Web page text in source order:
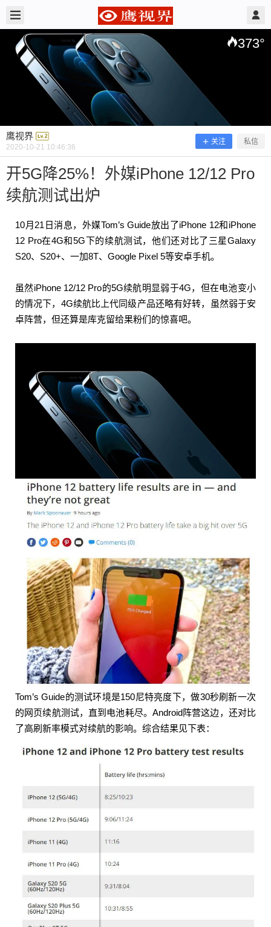
373°
鹰视界
2020-10-21 10:46:36
关注 私信
开5G降25%！外媒iPhone 12/12 Pro
续航测试出炉
10月21日消息，外媒Tom’s Guide放出了iPhone 12和iPhone
12 Pro在4G和5G下的续航测试，他们还对比了三星Galaxy
S20、S20+、一加8T、Google Pixel 5等安卓手机。
虽然iPhone 12/12 Pro的5G续航明显弱于4G，但在电池变小
的情况下，4G续航比上代同级产品还略有好转，虽然弱于安
卓阵营，但还算是库克留给果粉们的惊喜吧。
Tom’s Guide的测试环境是150尼特亮度下，做30秒刷新一次
的网页续航测试，直到电池耗尽。Android阵营这边，还对比
了高刷新率模式对续航的影响。综合结果见下表：
鹰视界 @ 鹰视界 2020/10/21
开5G降25%！外媒iPhone 12/12 Pro续
航测试出炉
10月21日消息，外媒Tom’s Guide放出了iPhone 12
对比了三星Galaxy S20、S20+、一加8T、Google
Pixel 5等安卓手机。 虽然iPhone 12/12 Pro的5G续
航明显弱于4G，但在电池变小的情况下，4G续航比
测试环境是150尼特亮度下，做30秒刷新一次的网
页续航测试，直到电池耗尽。Android阵营这边，还
对比了高刷新率模式对续航的影响。综合结果见下
表： iPhone 12（6.1英寸+A14+因工信部新料而未
确认的2775mAh电池）在5G和4G冲浪的续航分别
是8:25和10:23 iPhone 12 Pro（6.1英寸+A14+未确
认的2775mAh电池）在5G和4G冲浪的续航分别是
9:06和11:24 iPhone 11（6.1英寸LCD+A13+3110m
Ah电池）是11:16 iPhone 11 Pro（5.8英寸+A13+3
046mAh）是10:24 三星Galaxy S20（6.2英寸+骁龙
865+4000mAh电池）的120Hz和60Hz分别是8:04
和9:31 三星Galaxy S20+（6.7英寸+骁龙865+4500
mAh电池）的120Hz和60Hz分别是8:55和10:31 一
加8T（6.55英寸+骁龙865+4500mAh电池）的120H
z和60Hz分别是9:58和10:49 Google Pixel 5（6英寸
+骁龙765G+4080mAh电池）的90Hz和60Hz分别是
9:29和9:56 上面参数太干的话，这里翻译汇总一
下： iPhone 12/12 Pro开5G，续航会弱25%左右 iP
hone 12 Pro的4G续航和iPhone 11接近，都强于11
Pro iPhone 12 Pro续航比iPhone 12好，加钱变强的
玄学？ 5G对iPhone 12的续航影响，高于高刷屏对
安卓旗舰的影响 iPhone 12系列的5G续航变弱，是
预料之中的，毕竟5G基带确实耗电。但4G续航好于
上一代同级电池容量的产品，iPhone 12 Pro的4G网
页续航，已经能战平电池容量更大、屏幕更省电的i
Phone 11了。 但最奇怪的还是，为什么iPhone 12
Pro续航比iPhone 12好？规格接近的屏幕（典型亮
度625尼特和800尼特，供应商差别的锅？）、一样
的A14，但续航差了半小时（折合约6%的差距）：
（和2775mAh只差了1.4%）？还是说苹果给了软件
优化（降频）？特调体质的A14？ 是道德的沦丧？
和拆解来确认了。最后反手又更新一波参数表（非
工信部版）： 0 收藏